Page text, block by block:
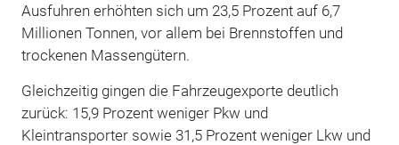
Ausfuhren erhöhten sich um 23,5 Prozent auf 6,7
Millionen Tonnen, vor allem bei Brennstoffen und
trockenen Massengütern.
Gleichzeitig gingen die Fahrzeugexporte deutlich
zurück: 15,9 Prozent weniger Pkw und
Kleintransporter sowie 31,5 Prozent weniger Lkw und